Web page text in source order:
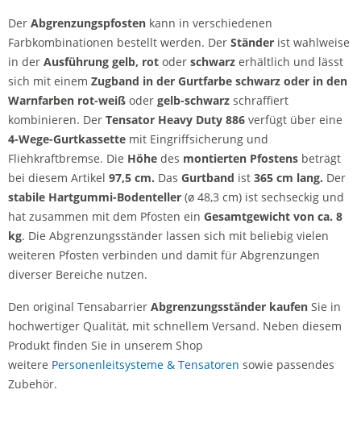
Der Abgrenzungspfosten kann in verschiedenen
Farbkombinationen bestellt werden. Der Ständer ist wahlweise
in der Ausführung gelb, rot oder schwarz erhältlich und lässt
sich mit einem Zugband in der Gurtfarbe schwarz oder in den
Warnfarben rot-weiß oder gelb-schwarz schraffiert
kombinieren. Der Tensator Heavy Duty 886 verfügt über eine
4-Wege-Gurtkassette mit Eingriffsicherung und
Fliehkraftbremse. Die Höhe des montierten Pfostens beträgt
bei diesem Artikel 97,5 cm. Das Gurtband ist 365 cm lang. Der
stabile Hartgummi-Bodenteller (ø 48,3 cm) ist sechseckig und
hat zusammen mit dem Pfosten ein Gesamtgewicht von ca. 8
kg. Die Abgrenzungsständer lassen sich mit beliebig vielen
weiteren Pfosten verbinden und damit für Abgrenzungen
diverser Bereiche nutzen.
Den original Tensabarrier Abgrenzungsständer kaufen Sie in
hochwertiger Qualität, mit schnellem Versand. Neben diesem
Produkt finden Sie in unserem Shop
weitere Personenleitsysteme & Tensatoren sowie passendes
Zubehör.